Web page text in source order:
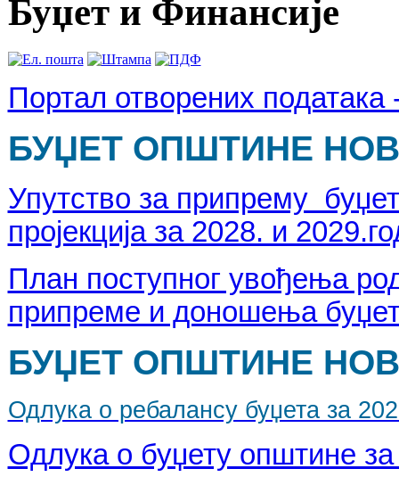
Буџет и Финансије
Портал отворених
БУЏЕТ ОПШТИНЕ
Упутство за припрему
пројекција за 2028. и
План поступног увођења
припреме и доношења
БУЏЕТ ОПШТИНЕ
Одлука о ребалансу буџета за
Одлука о буџету општине за